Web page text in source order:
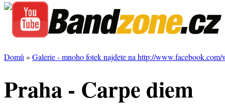
Domů » Galerie - mnoho fotek najdete na http://www.facebook.com/
Praha - Carpe diem